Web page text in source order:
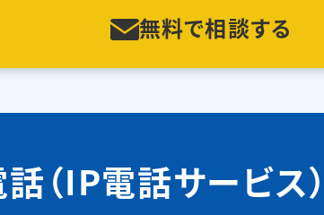
無料で相談する
（IP電話サービス）